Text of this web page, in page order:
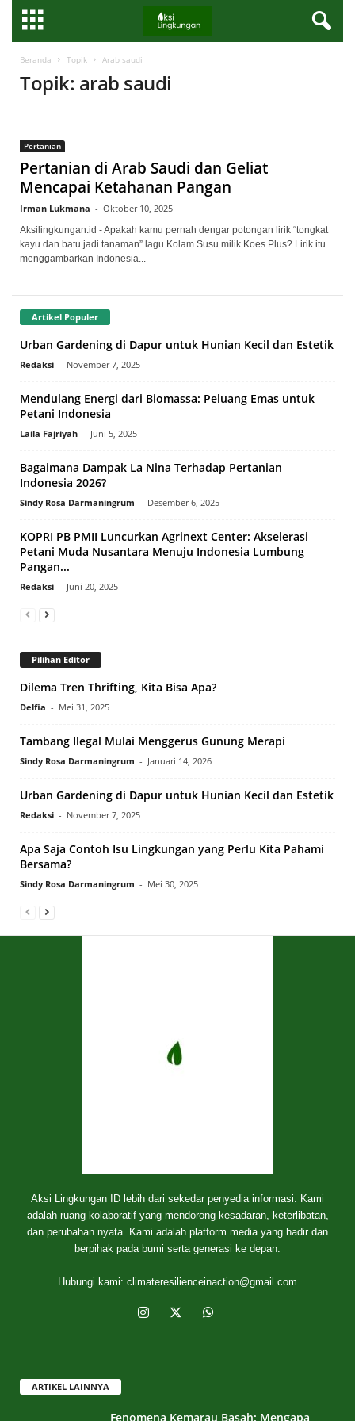
Beranda Topik Arab saudi
Topik: arab saudi
Pertanian
Pertanian di Arab Saudi dan Geliat
Mencapai Ketahanan Pangan
Irman Lukmana - Oktober 10, 2025
Aksilingkungan.id - Apakah kamu pernah dengar potongan lirik “tongkat
kayu dan batu jadi tanaman” lagu Kolam Susu milik Koes Plus? Lirik itu
menggambarkan Indonesia...
Artikel Populer
Urban Gardening di Dapur untuk Hunian Kecil dan Estetik
Redaksi - November 7, 2025
Mendulang Energi dari Biomassa: Peluang Emas untuk
Petani Indonesia
Laila Fajriyah - Juni 5, 2025
Bagaimana Dampak La Nina Terhadap Pertanian
Indonesia 2026?
Sindy Rosa Darmaningrum - Desember 6, 2025
KOPRI PB PMII Luncurkan Agrinext Center: Akselerasi
Petani Muda Nusantara Menuju Indonesia Lumbung
Pangan...
Redaksi - Juni 20, 2025
Pilihan Editor
Dilema Tren Thrifting, Kita Bisa Apa?
Delfia - Mei 31, 2025
Tambang Ilegal Mulai Menggerus Gunung Merapi
Sindy Rosa Darmaningrum - Januari 14, 2026
Urban Gardening di Dapur untuk Hunian Kecil dan Estetik
Redaksi - November 7, 2025
Apa Saja Contoh Isu Lingkungan yang Perlu Kita Pahami
Bersama?
Sindy Rosa Darmaningrum - Mei 30, 2025
Aksi Lingkungan ID lebih dari sekedar penyedia informasi. Kami
adalah ruang kolaboratif yang mendorong kesadaran, keterlibatan,
dan perubahan nyata. Kami adalah platform media yang hadir dan
berpihak pada bumi serta generasi ke depan.
Hubungi kami: climateresilienceinaction@gmail.com
ARTIKEL LAINNYA
Fenomena Kemarau Basah: Mengapa